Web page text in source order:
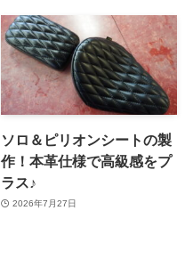
ソロ＆ピリオンシートの製
作！本革仕様で高級感をプ
ラス♪
2026年7月27日